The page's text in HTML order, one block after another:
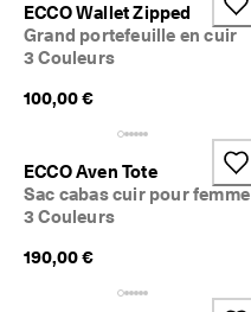
ECCO Wallet Zipped
Grand portefeuille en cuir
3 Couleurs
100,00 €
ECCO Aven Tote
Sac cabas cuir pour femme
3 Couleurs
190,00 €